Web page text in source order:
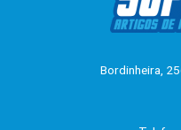
Bordinheira,